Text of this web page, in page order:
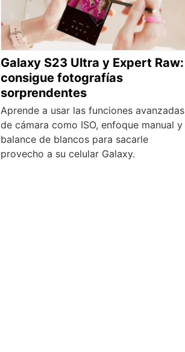
Galaxy S23 Ultra y Expert Raw:
consigue fotografías
sorprendentes
Aprende a usar las funciones avanzadas
de cámara como ISO, enfoque manual y
balance de blancos para sacarle
provecho a su celular Galaxy.